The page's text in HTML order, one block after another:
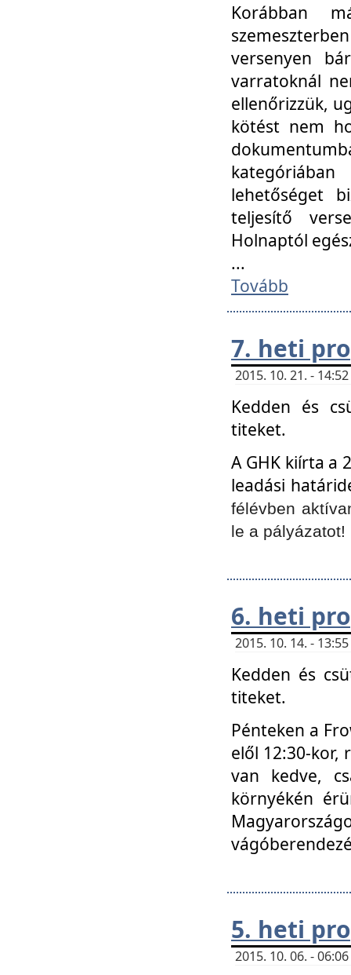
Korábban
versenyen
varratoknál
ellenőrizzük,
kötést nem
lehetőséget
teljesítő
Holnaptól
...
Tovább
7. heti
2015. 10. 21. -
Kedden és
titeket.
A GHK kiírta a
leadási
félévben
le a pályázatot!
6. heti
2015. 10. 14. -
Kedden és
titeket.
Pénteken a
elől 12:30-kor,
van kedve,
környékén
5. heti
2015. 10. 06. -